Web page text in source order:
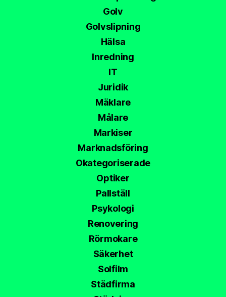
Golv
Golvslipning
Hälsa
Inredning
IT
Juridik
Mäklare
Målare
Markiser
Marknadsföring
Okategoriserade
Optiker
Pallställ
Psykologi
Renovering
Rörmokare
Säkerhet
Solfilm
Städfirma